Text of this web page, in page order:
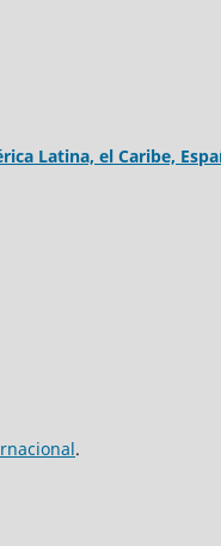
Latina, el Caribe,
.